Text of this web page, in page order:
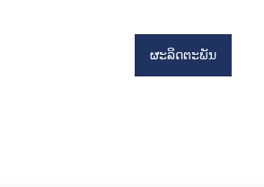
ຜະລິດຕະພັນ